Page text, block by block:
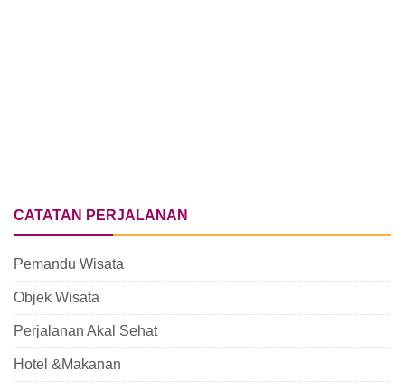
CATATAN PERJALANAN
Pemandu Wisata
Objek Wisata
Perjalanan Akal Sehat
Hotel &Makanan